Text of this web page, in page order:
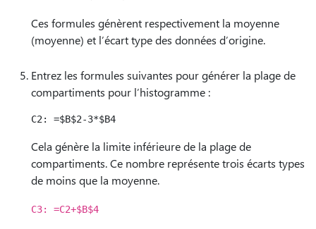
Ces formules génèrent respectivement la moyenne
(moyenne) et l’écart type des données d’origine.
Entrez les formules suivantes pour générer la plage de
compartiments pour l’histogramme :
Cela génère la limite inférieure de la plage de
compartiments. Ce nombre représente trois écarts types
de moins que la moyenne.
C3: =C2+$B$4